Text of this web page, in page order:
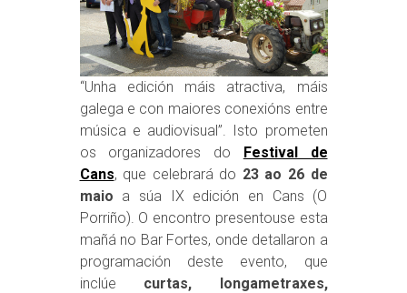
“Unha edición máis atractiva, máis
galega e con maiores conexións entre
música e audiovisual”. Isto prometen
os organizadores do Festival de
Cans, que celebrará do 23 ao 26 de
maio a súa IX edición en Cans (O
Porriño). O encontro presentouse esta
mañá no Bar Fortes, onde detallaron a
programación deste evento, que
inclúe curtas, longametraxes,